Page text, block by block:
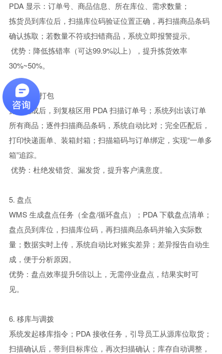
PDA 显示：订单号、商品信息、所在库位、需求数量；
拣货员到库位后，扫描库位码验证位置正确，再扫描商品条码
确认拣取； 若数量不符或扫错商品，系统立即报警提示。
优势：降低拣错率（可达99.9%以上），提升拣货效率
30%~50%。
4. 复核与打包
拣选完成后，到复核区用 PDA 扫描订单号； 系统列出该订单
所有商品；逐件扫描商品条码，系统自动比对；完全匹配后，
打印快递面单、装箱封箱；扫描箱码与订单绑定，实现“一单多
箱”追踪。
优势：杜绝发错货、漏发货，提升客户满意度。
5. 盘点
WMS 生成盘点任务（全盘/循环盘点）； PDA 下载盘点清单；
盘点员到库位，扫描库位码，再扫描商品条码并输入实际数
量；数据实时上传，系统自动比对账实差异；差异报告自动生
成，便于分析原因。
优势：盘点效率提升5倍以上，无需停业盘点，结果实时可
见。
6. 移库与调拨
系统发起移库指令； PDA 接收任务，引导员工从源库位取货；
扫描确认后，带到目标库位，再次扫描确认；库存自动调整，